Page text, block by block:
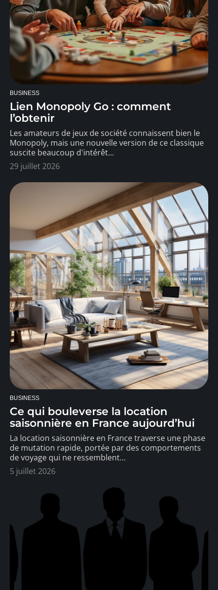
BUSINESS
Lien Monopoly Go : comment
l’obtenir
Les amateurs de jeux de société connaissent bien le
Monopoly, mais une nouvelle version de ce classique
suscite beaucoup d'intérêt…
29 juillet 2026
BUSINESS
Ce qui bouleverse la location
saisonnière en France aujourd’hui
La location saisonnière en France traverse une phase
de mutation rapide, portée par des comportements
de voyage qui ne ressemblent…
5 juillet 2026